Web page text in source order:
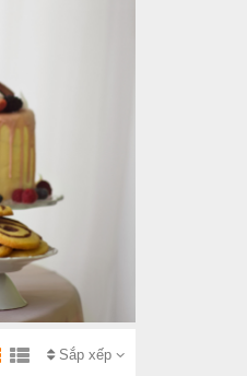
Sắp xếp